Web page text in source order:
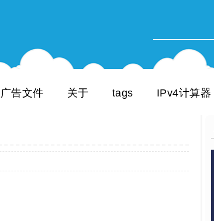
广告文件 关于 tags IPv4计算器